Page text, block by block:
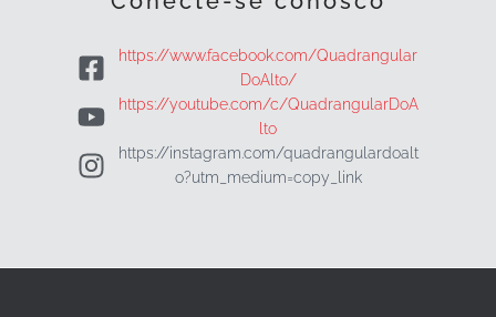
https://www.facebook.com/Quadrangular
DoAlto/
https://youtube.com/c/QuadrangularDoA
lto
https://instagram.com/quadrangulardoalt
o?utm_medium=copy_link